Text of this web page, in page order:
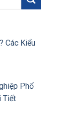
Các Kiểu
Phổ
Tiết